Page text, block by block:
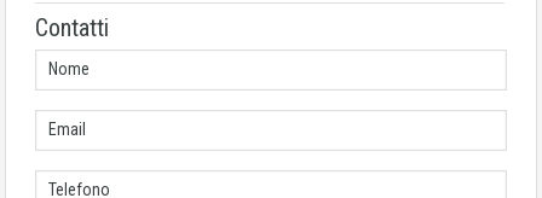
Contatti